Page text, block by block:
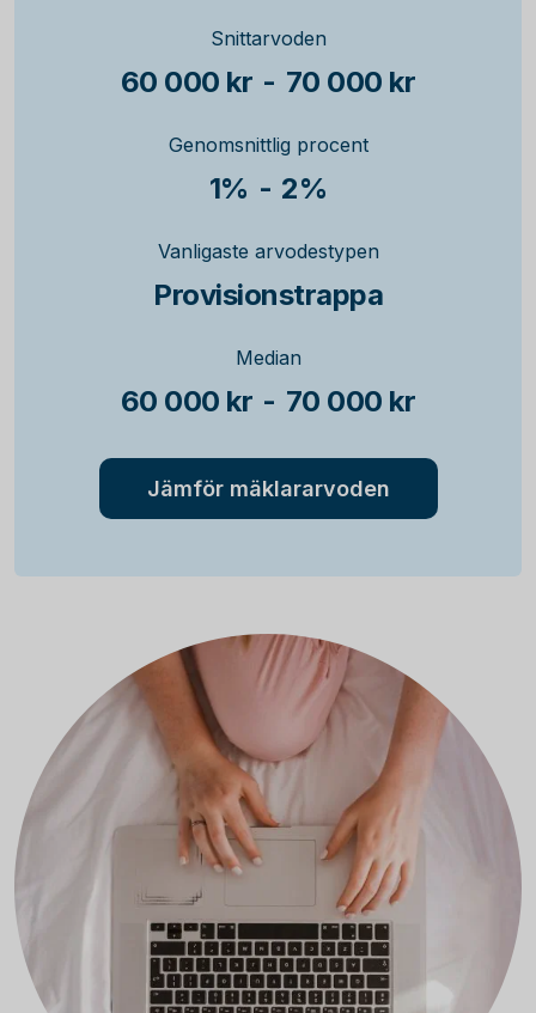
Snittarvoden
60 000 kr - 70 000 kr
Genomsnittlig procent
1% - 2%
Vanligaste arvodestypen
Provisionstrappa
Median
60 000 kr - 70 000 kr
Jämför mäklararvoden